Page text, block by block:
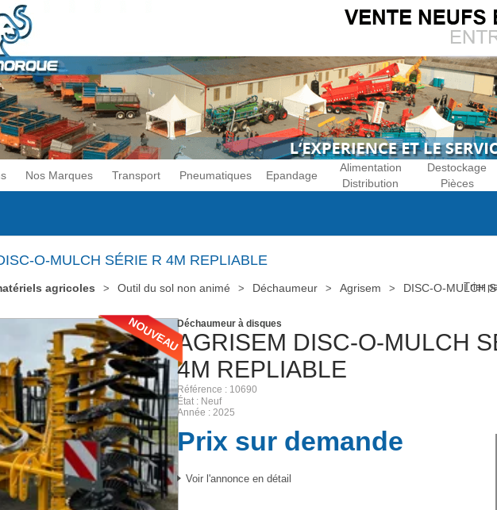
Nos Marques Transport Pneumatiques Epandage
Alimentation
Distribution
Destockage
Pièces
agricoles Outil du sol non animé Déchaumeur Agrisem DISC-O-MULCH
O-MULCH SÉRIE R 4M REPLIABLE
Trier
NOUVEAUAGRISEM DISC-O-MULCH
4M REPLIABLE
Déchaumeur à disques
Référence
10690
État
Neuf
Année
2025
Prix sur demande
Voir l'annonce en détail